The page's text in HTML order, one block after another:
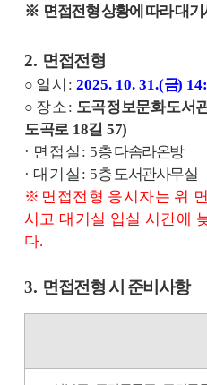
※ 면접전형 상황에 따라 대
2. 면접전형
○ 일 시 : 2025. 10. 31.(금)
○ 장 소: 도곡정보문화도서
도곡로 18길 57)
· 면 접 실 : 5층 다솜라온방
· 대 기 실 : 5층 도서관사무실
※ 면접전형 응시자는 위
시고 대기실 입실 시간에
다.
3. 면접전형 시 준비사항